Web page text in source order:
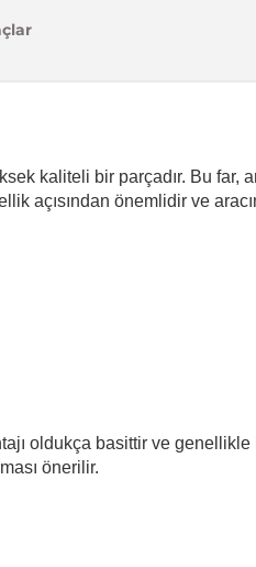
kaliteli bir parçadır. Bu far,
açısından önemlidir ve
oldukça basittir ve
önerilir.